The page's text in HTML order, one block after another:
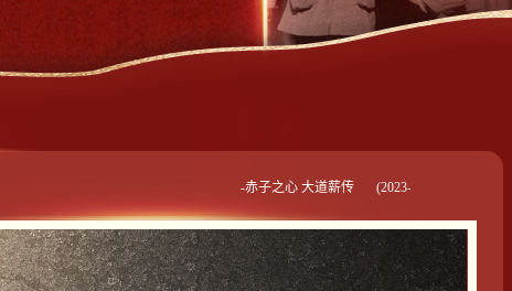
赤子之心 大道薪传 (2023-06-12 19:09:35) -